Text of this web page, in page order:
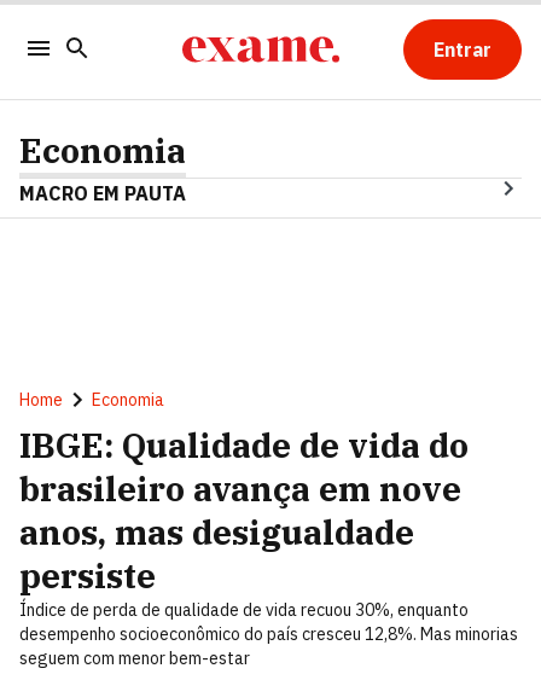
Entrar
Economia
MACRO EM PAUTA
Home Economia
IBGE: Qualidade de vida do
brasileiro avança em nove
anos, mas desigualdade
persiste
Índice de perda de qualidade de vida recuou 30%, enquanto
desempenho socioeconômico do país cresceu 12,8%. Mas minorias
seguem com menor bem-estar